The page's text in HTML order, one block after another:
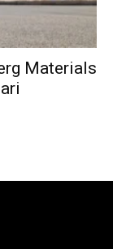
Materials